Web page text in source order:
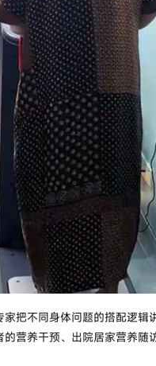
把不同身体问题的搭配逻
的营养干预、出院居家营养随